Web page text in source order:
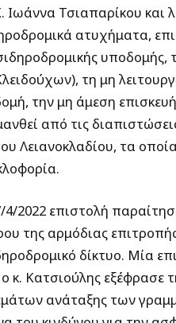
Τσιαπαρίκου και
ατυχήματα,
τη μη
την μη άμεση
από τις
Λειανοκλαδίου, τα
4/2022 επιστολή
της αρμόδιας
δίκτυο. Μία
κ. Κατσιούλης εξέφρασε
ανάταξης των